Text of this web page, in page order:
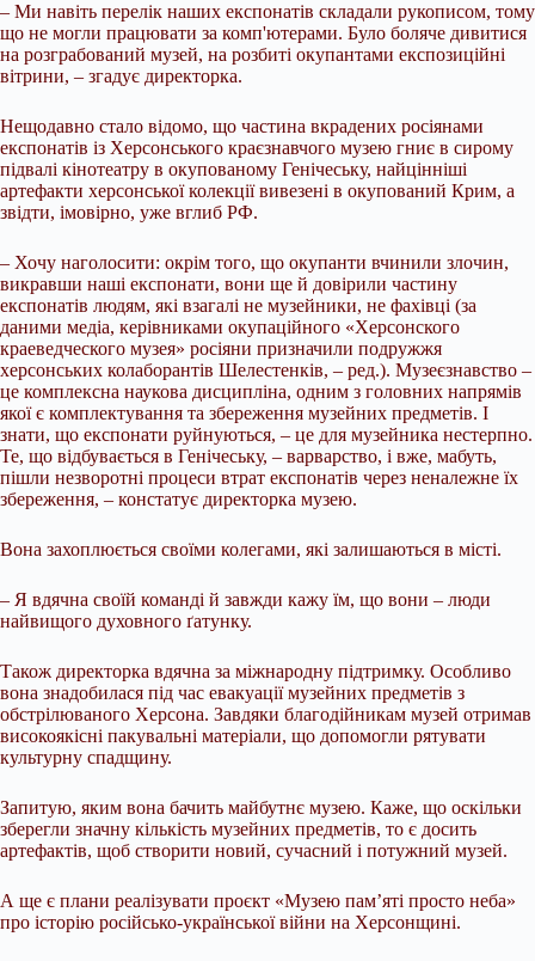
– Ми навіть перелік наших експонатів складали рукописом, тому
що не могли працювати за комп'ютерами. Було боляче дивитися
на розграбований музей, на розбиті окупантами експозиційні
вітрини, – згадує директорка.
Нещодавно стало відомо, що частина вкрадених росіянами
експонатів із Херсонського краєзнавчого музею гниє в сирому
підвалі кінотеатру в окупованому Генічеську, найцінніші
артефакти херсонської колекції вивезені в окупований Крим, а
звідти, імовірно, уже вглиб РФ.
– Хочу наголосити: окрім того, що окупанти вчинили злочин,
викравши наші експонати, вони ще й довірили частину
експонатів людям, які взагалі не музейники, не фахівці (за
даними медіа, керівниками окупаційного «Херсонского
краеведческого музея» росіяни призначили подружжя
херсонських колаборантів Шелестенків, – ред.). Музеєзнавство –
це комплексна наукова дисципліна, одним з головних напрямів
якої є комплектування та збереження музейних предметів. І
знати, що експонати руйнуються, – це для музейника нестерпно.
Те, що відбувається в Генічеську, – варварство, і вже, мабуть,
пішли незворотні процеси втрат експонатів через неналежне їх
збереження, – констатує директорка музею.
Вона захоплюється своїми колегами, які залишаються в місті.
– Я вдячна своїй команді й завжди кажу їм, що вони – люди
найвищого духовного ґатунку.
Також директорка вдячна за міжнародну підтримку. Особливо
вона знадобилася під час евакуації музейних предметів з
обстрілюваного Херсона. Завдяки благодійникам музей отримав
високоякісні пакувальні матеріали, що допомогли рятувати
культурну спадщину.
Запитую, яким вона бачить майбутнє музею. Каже, що оскільки
зберегли значну кількість музейних предметів, то є досить
артефактів, щоб створити новий, сучасний і потужний музей.
А ще є плани реалізувати проєкт «Музею пам’яті просто неба»
про історію російсько-української війни на Херсонщині.